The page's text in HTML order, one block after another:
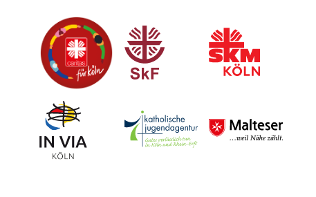
Caritas
Sozialdienst katholischer Frauen
Sozialdienst
Invia
Katholische Jugendagentur Köln
Malteser